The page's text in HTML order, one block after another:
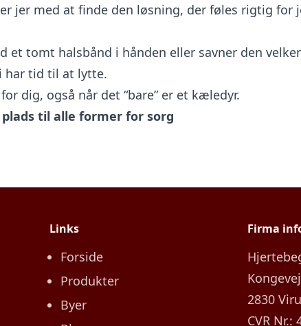
jer med at finde den løsning, der føles rigtig for
et tomt halsbånd i hånden eller savner den
har tid til at lytte.
dig, også når det “bare” er et kæledyr.
til alle former for sorg
Links
Forside
Produkter
Byer
Firma
2830
CVR Nr.: